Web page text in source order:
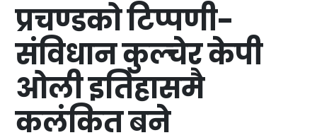
प्रचण्डको टिप्पणी-
संविधान कुल्चेर केपी
ओली इतिहासमै
कलंकित बने‌